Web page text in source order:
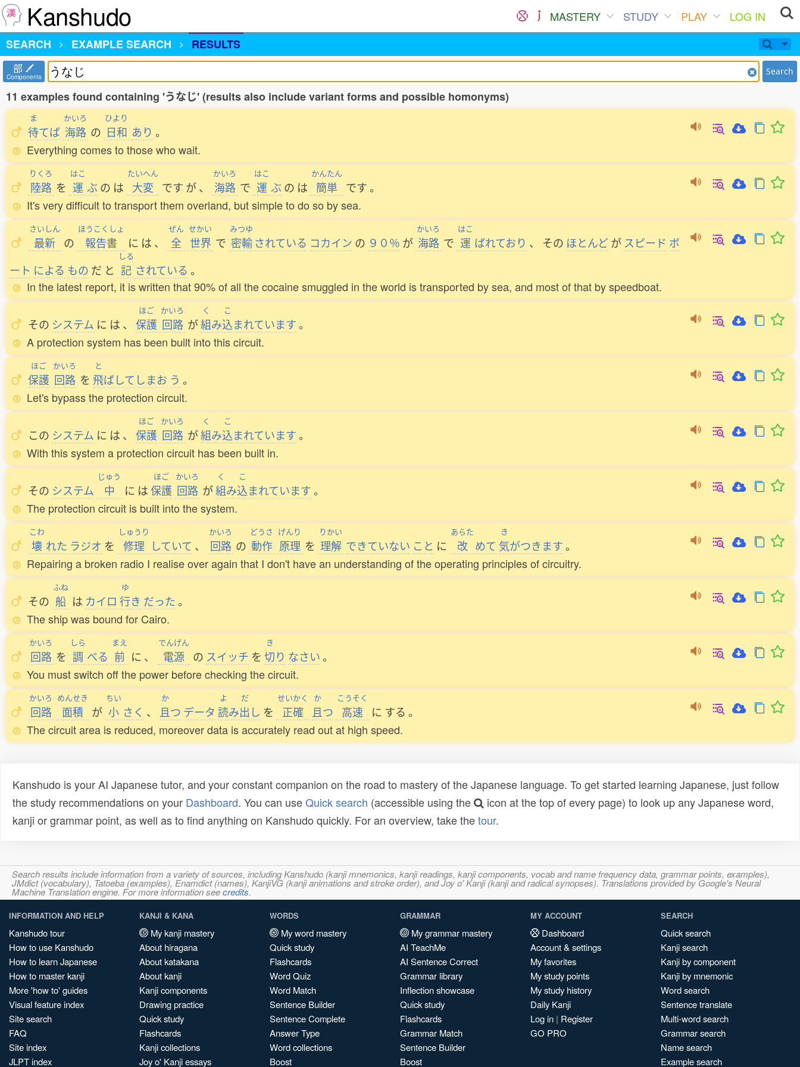
Kanshudo MASTERY STUDY PLAY
LOG IN
SEARCH
EXAMPLE SEARCH RESULTS
部
Components Search
11 examples found containing 'うなじ' (results also include variant forms and possible homonyms)
ま
待てば
かいろ
海路 の
ひより
日和 あり 。
Everything comes to those who wait.
りくろ
陸路 を
はこ
運 ぶ の は
たいへん
大変 です が、
かいろ
海路 で
はこ
運 ぶ の は
かんたん
簡単 です。
It's very difficult to transport them overland, but simple to do so by sea.
さいしん
最新 の
ほうこくしょ
報告書 に は 、
ぜん
全
せかい
世界 で
みつゆ
密輸 されている コカイン の ９０％ が
かいろ
海路 で
はこ
運 ばれており 、 その ほとんどが スピード ボ
ート による もの だ と
しる
記 されている 。
In the latest report, it is written that 90% of all the cocaine smuggled in the world is transported by sea, and most of that by speedboat.
その システム に は 、
ほご
保護
かいろ
回路 が
く
組み
こ
込まれています。
A protection system has been built into this circuit.
ほご
保護
かいろ
回路 を
と
飛ばしてしまお う 。
Let's bypass the protection circuit.
この システム に は 、
ほご
保護
かいろ
回路 が
く
組み
こ
込まれています。
With this system a protection circuit has been built in.
その システム
じゅう
中 に は
ほご
保護
かいろ
回路 が
く
組み
こ
込まれています。
The protection circuit is built into the system.
こわ
壊 れた ラジオ を
しゅうり
修理 していて 、
かいろ
回路 の
どうさ
動作
げんり
原理 を
りかい
理解 できていない こと に
あらた
改 めて
き
気がつきます。
Repairing a broken radio I realise over again that I don't have an understanding of the operating principles of circuitry.
その
ふね
船 は カイロ
ゆ
行き だった 。
The ship was bound for Cairo.
かいろ
回路 を
しら
調 べる
まえ
前 に 、
でんげん
電源 の スイッチ を
き
切り なさい。
You must switch off the power before checking the circuit.
かいろ
回路
めんせき
面積 が
ちい
小 さく 、
か
且つ データ
よ
読み
だ
出 し を
せいかく
正確
か
且つ
こうそく
高速 に する 。
The circuit area is reduced, moreover data is accurately read out at high speed.
Kanshudo is your AI Japanese tutor, and your constant companion on the road to mastery of the Japanese language. To get started learning Japanese, just follow
the study recommendations on your Dashboard. You can useQuick search (accessible using the
icon at the top of every page) to look up any Japanese word,
kanji or grammar point, as well as to find anything on Kanshudo quickly. For an overview, take thetour.
Search results include information from a variety of sources, including Kanshudo (kanji mnemonics, kanji readings, kanji components, vocab and name frequency data, grammar points, examples),
JMdict (vocabulary), Tatoeba (examples), Enamdict (names), KanjiVG (kanji animations and stroke order), and Joy o' Kanji (kanji and radical synopses). Translations provided by Google's Neural
Machine Translation engine. For more information seecredits.
INFORMATION AND HELP
Kanshudo tour
How to use Kanshudo
How to learn Japanese
How to master kanji
More 'how to' guides
Visual feature index
Site search
FAQ
Site index
JLPT index
KANJI & KANA
My kanji mastery
About hiragana
About katakana
About kanji
Kanji components
Drawing practice
Quick study
Flashcards
Kanji collections
Joy o' Kanji essays
WORDS
My word mastery
Quick study
Flashcards
Word Quiz
Word Match
Sentence Builder
Sentence Complete
Answer Type
Word collections
Boost
GRAMMAR
My grammar mastery
AI TeachMe
AI Sentence Correct
Grammar library
Inflection showcase
Quick study
Flashcards
Grammar Match
Sentence Builder
Boost
MY ACCOUNT
Dashboard
Account & settings
My favorites
My study points
My study history
Daily Kanji
Log in | Register
GO PRO
SEARCH
Quick search
Kanji search
Kanji by component
Kanji by mnemonic
Word search
Sentence translate
Multi-word search
Grammar search
Name search
Example search